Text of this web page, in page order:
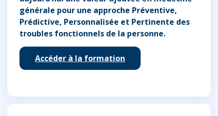
générale pour une approche Préventive,
Prédictive, Personnalisée et Pertinente des
troubles fonctionnels de la personne.
Accéder à la formation